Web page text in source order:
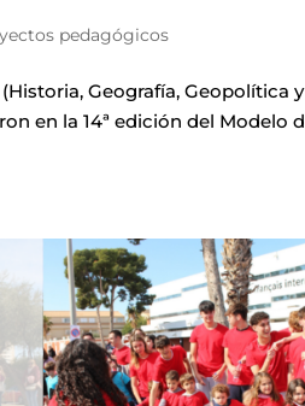
pedagógicos
Geografía, Geopolítica y
en la 14ª edición del Modelo